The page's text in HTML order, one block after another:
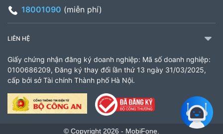
Giờ làm việc: 8:00 - 18:00
Cửa hàng MobiFone Lắk
206 Nguyễn Tất Thành, Xã Liên Sơn Lắk, Tỉnh
Đắk Lắk
18001090 (miễn phí)
LIÊN HỆ
Giấy chứng nhận đăng ký doanh nghiệp: Mã số doanh nghiệp:
0100686209, Đăng ký thay đổi lần thứ 13 ngày 31/03/2025,
cấp bởi sở Tài chính Thành phố Hà Nội.
© Copyright 2026 - MobiFone.